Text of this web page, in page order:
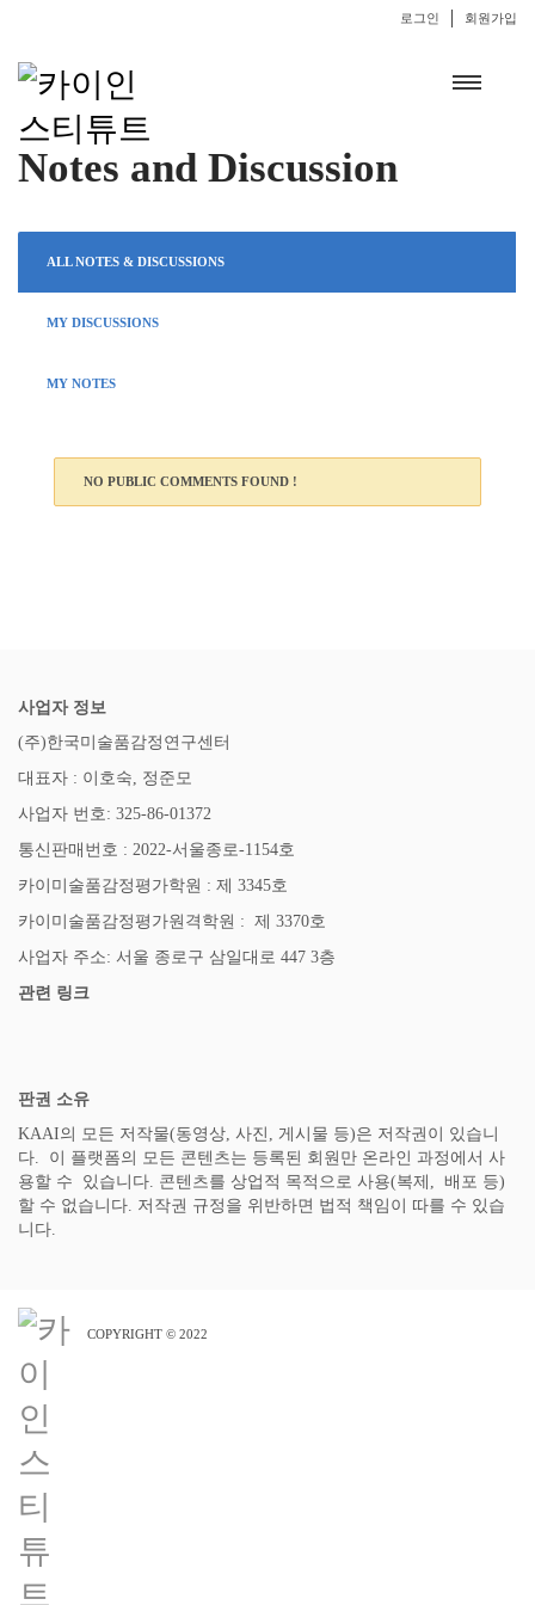
로그인 회원가입
Notes and Discussion
ALL NOTES & DISCUSSIONS
MY DISCUSSIONS
MY NOTES
NO PUBLIC COMMENTS FOUND !
사업자 정보
(주)한국미술품감정연구센터
대표자 : 이호숙, 정준모
사업자 번호: 325-86-01372
통신판매번호 : 2022-서울종로-1154호
카이미술품감정평가학원 : 제 3345호
카이미술품감정평가원격학원 : 제 3370호
사업자 주소: 서울 종로구 삼일대로 447 3층
관련 링크
판권 소유
KAAI의 모든 저작물(동영상, 사진, 게시물 등)은 저작권이 있습니
다. 이 플랫폼의 모든 콘텐츠는 등록된 회원만 온라인 과정에서 사
용할 수 있습니다. 콘텐츠를 상업적 목적으로 사용(복제, 배포 등)
할 수 없습니다. 저작권 규정을 위반하면 법적 책임이 따를 수 있습
니다.
COPYRIGHT © 2022